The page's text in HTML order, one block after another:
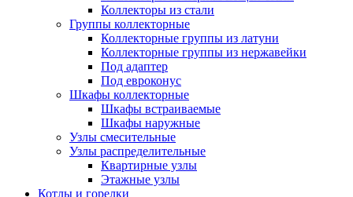
Коллекторы из стали
Группы коллекторные
Коллекторные группы из латуни
Коллекторные группы из нержавейки
Под адаптер
Под евроконус
Шкафы коллекторные
Шкафы встраиваемые
Шкафы наружные
Узлы смесительные
Узлы распределительные
Квартирные узлы
Этажные узлы
Котлы и горелки